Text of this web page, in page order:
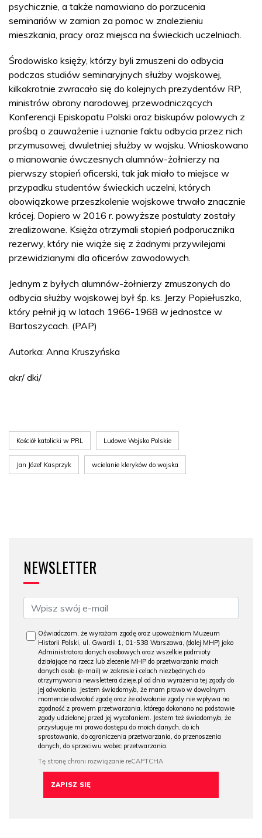
psychicznie, a także namawiano do porzucenia
seminariów w zamian za pomoc w znalezieniu
mieszkania, pracy oraz miejsca na świeckich uczelniach.
Środowisko księży, którzy byli zmuszeni do odbycia
podczas studiów seminaryjnych służby wojskowej,
kilkakrotnie zwracało się do kolejnych prezydentów RP,
ministrów obrony narodowej, przewodniczących
Konferencji Episkopatu Polski oraz biskupów polowych z
prośbą o zauważenie i uznanie faktu odbycia przez nich
przymusowej, dwuletniej służby w wojsku. Wnioskowano
o mianowanie ówczesnych alumnów-żołnierzy na
pierwszy stopień oficerski, tak jak miało to miejsce w
przypadku studentów świeckich uczelni, których
obowiązkowe przeszkolenie wojskowe trwało znacznie
krócej. Dopiero w 2016 r. powyższe postulaty zostały
zrealizowane. Księża otrzymali stopień podporucznika
rezerwy, który nie wiąże się z żadnymi przywilejami
przewidzianymi dla oficerów zawodowych.
Jednym z byłych alumnów-żołnierzy zmuszonych do
odbycia służby wojskowej był śp. ks. Jerzy Popiełuszko,
który pełnił ją w latach 1966-1968 w jednostce w
Bartoszycach. (PAP)
Autorka: Anna Kruszyńska
akr/ dki/
Kościół katolicki w PRL Ludowe Wojsko Polskie
Jan Józef Kasprzyk wcielanie kleryków do wojska
NEWSLETTER
Oświadczam, że wyrażam zgodę oraz upoważniam Muzeum
Historii Polski, ul. Gwardii 1, 01-538 Warszawa, (dalej MHP) jako
Administratora danych osobowych oraz wszelkie podmioty
działające na rzecz lub zlecenie MHP do przetwarzania moich
danych osob. (e-mail) w zakresie i celach niezbędnych do
otrzymywania newslettera dzieje.pl od dnia wyrażenia tej zgody do
jej odwołania. Jestem świadomy/a, że mam prawo w dowolnym
momencie odwołać zgodę oraz że odwołanie zgody nie wpływa na
zgodność z prawem przetwarzania, którego dokonano na podstawie
zgody udzielonej przed jej wycofaniem. Jestem też świadomy/a, że
przysługuje mi prawo dostępu do moich danych, do ich
sprostowania, do ograniczenia przetwarzania, do przenoszenia
danych, do sprzeciwu wobec przetwarzania.